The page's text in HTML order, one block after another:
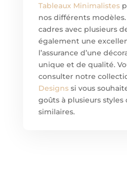
Tableaux Minimalistes
nos différents
cadres avec plusieurs
également une
l’assurance d’une
unique et de qualité.
consulter notre
Designssi vous
goûts à plusieurs styles
similaires.